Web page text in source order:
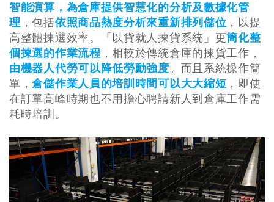
智能演算，為倉庫提供智慧化的分析及數據化管
理，包括依照商品熱度分析來重新排列儲位，以提
高整體揀選效率。「以貨就人揀貨系統」更簡化整
個揀選的作業流程，相較於傳統倉庫的揀貨工作，
由機器人代勞可以降低勞動強度。而且系統操作簡
單，倉儲作業人員的培訓時間可以大大縮短 ，即使
在訂單高峰時期也不用擔心聘請新人到倉庫工作需
耗時培訓。